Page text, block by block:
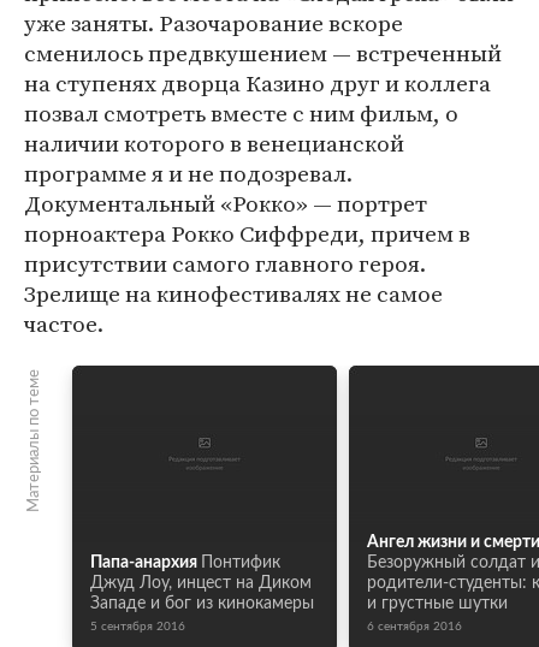
уже заняты. Разочарование вскоре
сменилось предвкушением — встреченный
на ступенях дворца Казино друг и коллега
позвал смотреть вместе с ним фильм, о
наличии которого в венецианской
программе я и не подозревал.
Документальный «Рокко» — портрет
порноактера Рокко Сиффреди, причем в
присутствии самого главного героя.
Зрелище на кинофестивалях не самое
частое.
Материалы по теме
Папа-анархия
Понтифик
Джуд Лоу, инцест на Диком
Западе и бог из кинокамеры
5 сентября 2016
Ангел жизни и смерти
Безоружный солдат и
родители-студенты:
и грустные шутки
6 сентября 2016